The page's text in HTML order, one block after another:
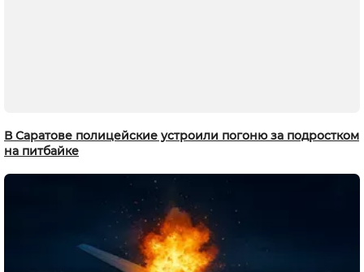
В Саратове полицейские устроили погоню за подростком
на питбайке